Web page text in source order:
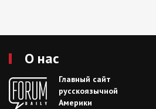
О нас
Главный сайт
русскоязычной
Америки